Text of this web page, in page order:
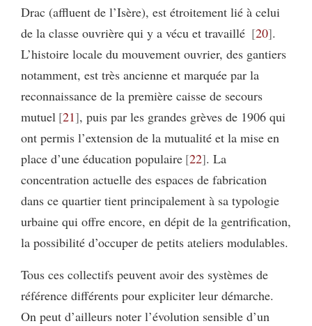
Drac (affluent de l’Isère), est étroitement lié à celui
de la classe ouvrière qui y a vécu et travaillé
20 .
L’histoire locale du mouvement ouvrier, des gantiers
notamment, est très ancienne et marquée par la
reconnaissance de la première caisse de secours
mutuel 21 , puis par les grandes grèves de 1906 qui
ont permis l’extension de la mutualité et la mise en
place d’une éducation populaire 22 . La
concentration actuelle des espaces de fabrication
dans ce quartier tient principalement à sa typologie
urbaine qui offre encore, en dépit de la gentrification,
la possibilité d’occuper de petits ateliers modulables.
Tous ces collectifs peuvent avoir des systèmes de
référence différents pour expliciter leur démarche.
On peut d’ailleurs noter l’évolution sensible d’un